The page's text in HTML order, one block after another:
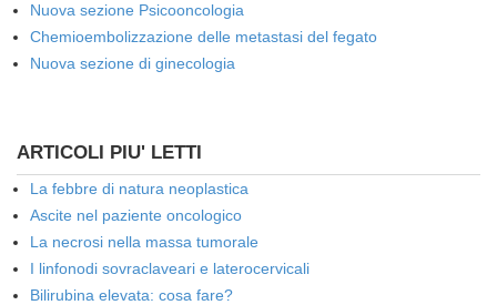
Nuova sezione Psicooncologia
Chemioembolizzazione delle metastasi del fegato
Nuova sezione di ginecologia
ARTICOLI PIU' LETTI
La febbre di natura neoplastica
Ascite nel paziente oncologico
La necrosi nella massa tumorale
I linfonodi sovraclaveari e laterocervicali
Bilirubina elevata: cosa fare?